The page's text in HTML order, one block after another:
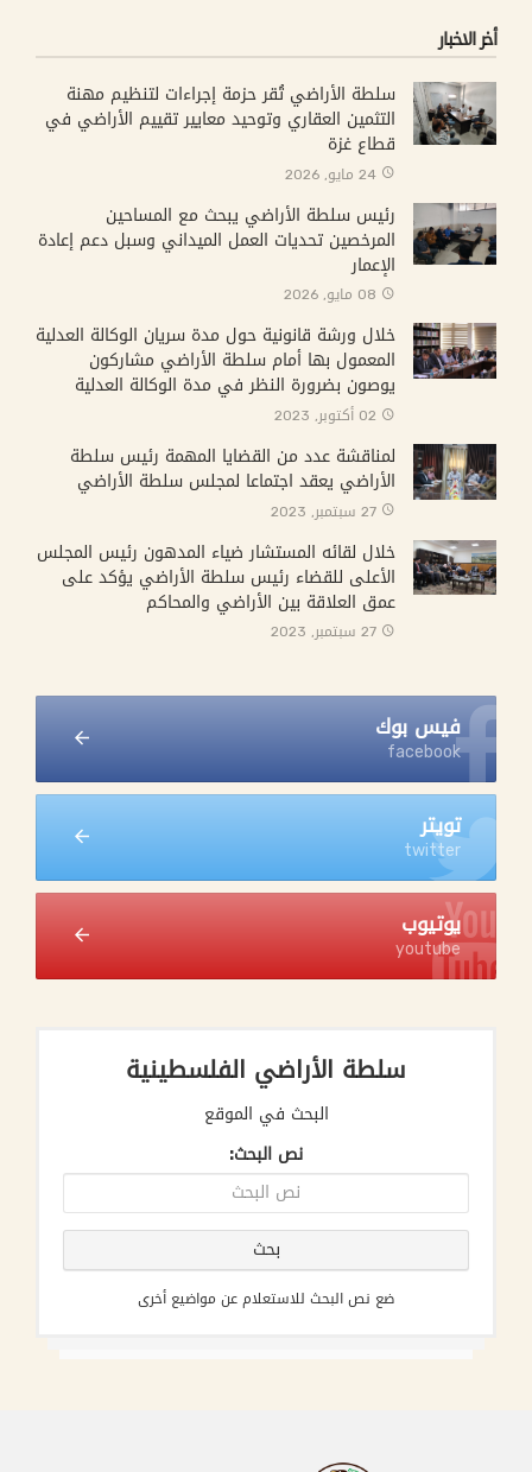
أخر الاخبار
سلطة الأراضي تُقر حزمة إجراءات لتنظيم مهنة
التثمين العقاري وتوحيد معايير تقييم الأراضي في
قطاع غزة
24 مايو, 2026
رئيس سلطة الأراضي يبحث مع المساحين
المرخصين تحديات العمل الميداني وسبل دعم إعادة
الإعمار
08 مايو, 2026
خلال ورشة قانونية حول مدة سريان الوكالة العدلية
المعمول بها أمام سلطة الأراضي مشاركون
يوصون بضرورة النظر في مدة الوكالة العدلية
02 أكتوبر, 2023
لمناقشة عدد من القضايا المهمة رئيس سلطة
الأراضي يعقد اجتماعا لمجلس سلطة الأراضي
27 سبتمبر, 2023
خلال لقائه المستشار ضياء المدهون رئيس المجلس
الأعلى للقضاء رئيس سلطة الأراضي يؤكد على
عمق العلاقة بين الأراضي والمحاكم
27 سبتمبر, 2023
فيس بوك
facebook
تويتر
twitter
يوتيوب
youtube
سلطة الأراضي الفلسطينية
البحث في الموقع
نص البحث:
ضع نص البحث للاستعلام عن مواضيع أخرى